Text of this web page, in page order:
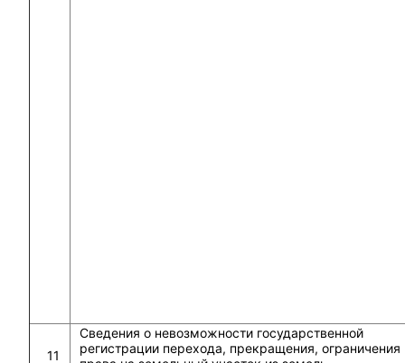
11
Сведения о невозможности государственной
регистрации перехода, прекращения, ограничения